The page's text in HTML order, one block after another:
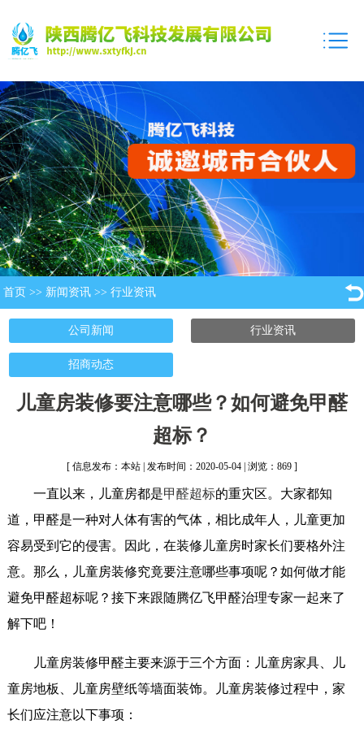
首页 >> 新闻资讯 >> 行业资讯
公司新闻 行业资讯
招商动态
儿童房装修要注意哪些？如何避免甲醛
超标？
[ 信息发布：本站 | 发布时间：2020-05-04 | 浏览：869 ]
一直以来，儿童房都是甲醛超标的重灾区。大家都知
道，甲醛是一种对人体有害的气体，相比成年人，儿童更加
容易受到它的侵害。因此，在装修儿童房时家长们要格外注
意。那么，儿童房装修究竟要注意哪些事项呢？如何做才能
避免甲醛超标呢？接下来跟随腾亿飞甲醛治理专家一起来了
解下吧！
儿童房装修甲醛主要来源于三个方面：儿童房家具、儿
童房地板、儿童房壁纸等墙面装饰。儿童房装修过程中，家
长们应注意以下事项：